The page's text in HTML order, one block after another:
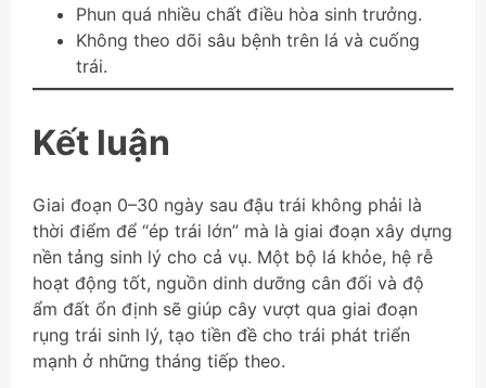
Phun quá nhiều chất điều hòa sinh trưởng.
Không theo dõi sâu bệnh trên lá và cuống
trái.
Kết luận
Giai đoạn 0–30 ngày sau đậu trái không phải là
thời điểm để “ép trái lớn” mà là giai đoạn xây dựng
nền tảng sinh lý cho cả vụ. Một bộ lá khỏe, hệ rễ
hoạt động tốt, nguồn dinh dưỡng cân đối và độ
ẩm đất ổn định sẽ giúp cây vượt qua giai đoạn
rụng trái sinh lý, tạo tiền đề cho trái phát triển
mạnh ở những tháng tiếp theo.